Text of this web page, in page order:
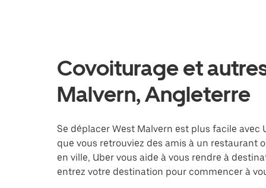
Covoiturage et
Malvern, Angleterre
Se déplacer West Malvern est plus facile avec
que vous retrouviez des amis à un restaurant
en ville, Uber vous aide à vous rendre à
entrez votre destination pour commencer à